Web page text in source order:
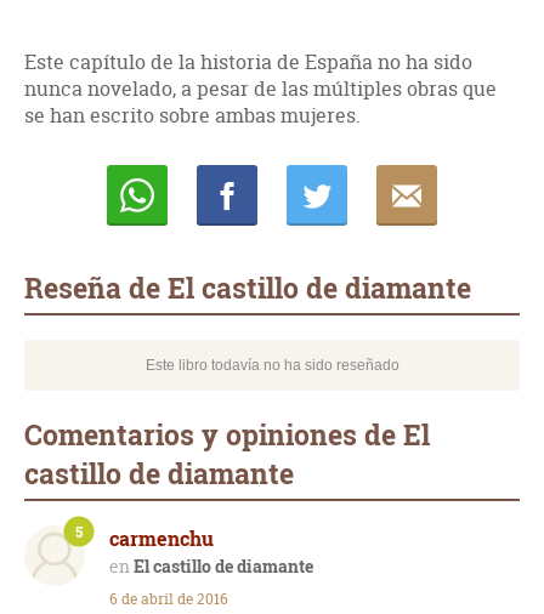
Este capítulo de la historia de España no ha sido
nunca novelado, a pesar de las múltiples obras que
se han escrito sobre ambas mujeres.
Reseña de El castillo de diamante
Este libro todavía no ha sido reseñado
Comentarios y opiniones de El
castillo de diamante
carmenchu
El castillo de diamante
5
6 de abril de 2016